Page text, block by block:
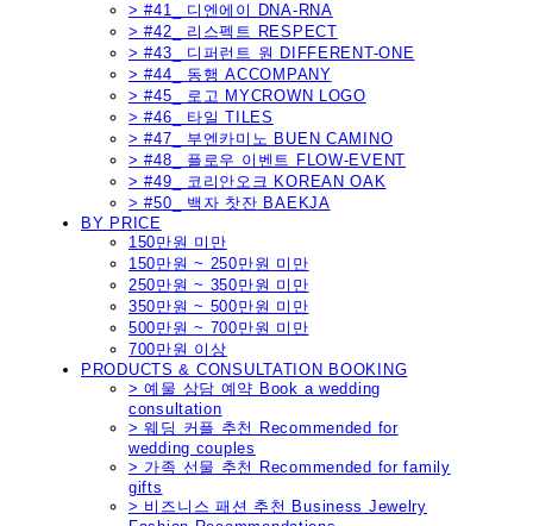
> #41_ 디엔에이 DNA-RNA
> #42_ 리스펙트 RESPECT
> #43_ 디퍼런트 원 DIFFERENT-ONE
> #44_ 동행 ACCOMPANY
> #45_ 로고 MYCROWN LOGO
> #46_ 타일 TILES
> #47_ 부엔카미노 BUEN CAMINO
> #48_ 플로우 이벤트 FLOW-EVENT
> #49_ 코리안오크 KOREAN OAK
> #50_ 백자 찻잔 BAEKJA
BY PRICE
150만원 미만
150만원 ~ 250만원 미만
250만원 ~ 350만원 미만
350만원 ~ 500만원 미만
500만원 ~ 700만원 미만
700만원 이상
PRODUCTS & CONSULTATION BOOKING
> 예물 상담 예약 Book a wedding
consultation
> 웨딩 커플 추천 Recommended for
wedding couples
> 가족 선물 추천 Recommended for family
gifts
> 비즈니스 패션 추천 Business Jewelry